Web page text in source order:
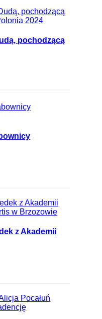
pochodzącą
z Akademii